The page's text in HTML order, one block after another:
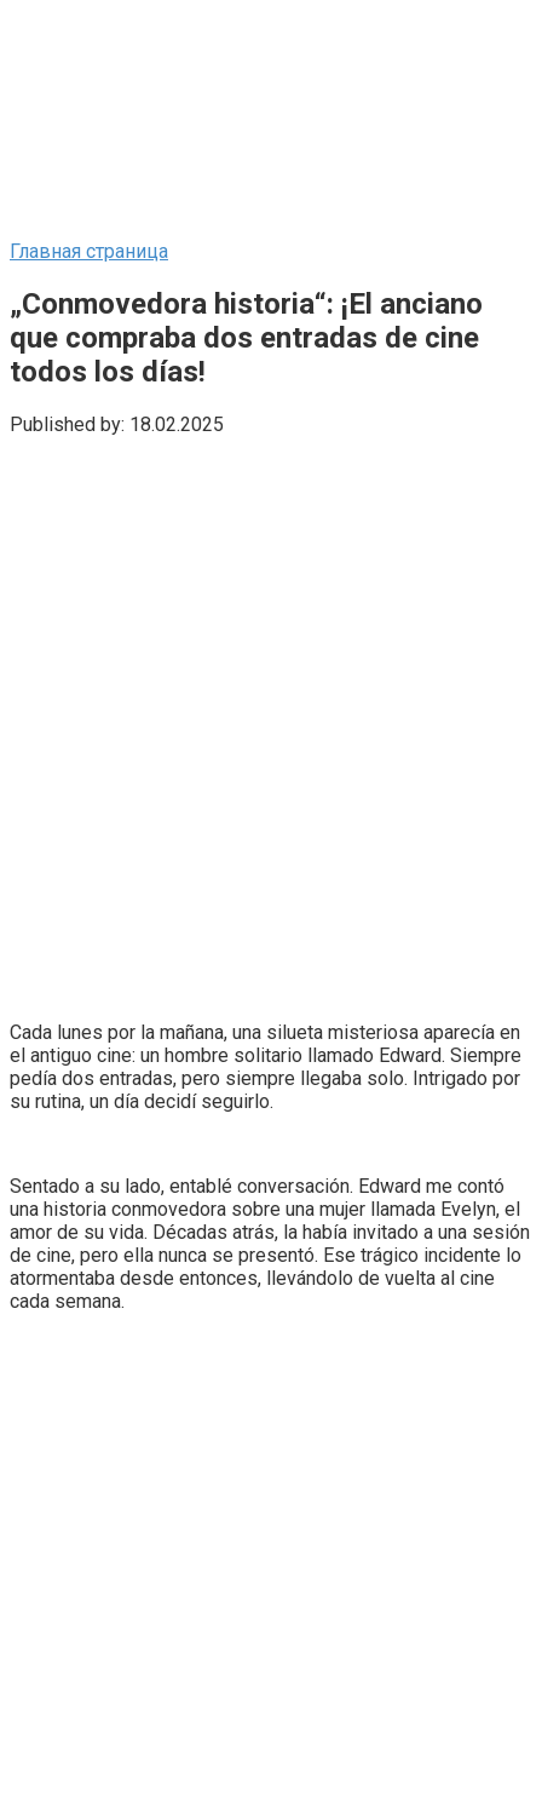
Главная страница
„Conmovedora historia“: ¡El anciano
que compraba dos entradas de cine
todos los días!
Published by: 18.02.2025
Cada lunes por la mañana, una silueta misteriosa aparecía en
el antiguo cine: un hombre solitario llamado Edward. Siempre
pedía dos entradas, pero siempre llegaba solo. Intrigado por
su rutina, un día decidí seguirlo.
Sentado a su lado, entablé conversación. Edward me contó
una historia conmovedora sobre una mujer llamada Evelyn, el
amor de su vida. Décadas atrás, la había invitado a una sesión
de cine, pero ella nunca se presentó. Ese trágico incidente lo
atormentaba desde entonces, llevándolo de vuelta al cine
cada semana.